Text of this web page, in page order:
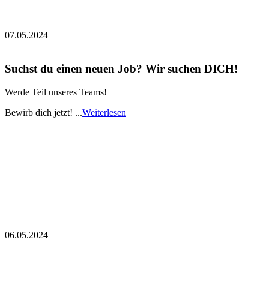
07.05.2024
Suchst du einen neuen Job? Wir suchen DICH!
Werde Teil unseres Teams!
Bewirb dich jetzt! ...Weiterlesen
06.05.2024